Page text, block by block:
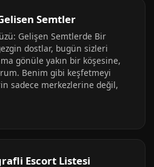
Semtler
Gelişen Semtlerde Bir
dostlar, bugün sizleri
gönüle yakın bir köşesine,
Benim gibi keşfetmeyi
sadece merkezlerine değil,
Escort Listesi